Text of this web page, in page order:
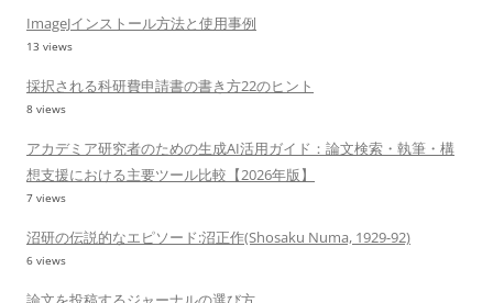
ImageJインストール方法と使用事例
13 views
採択される科研費申請書の書き方22のヒント
8 views
アカデミア研究者のための生成AI活用ガイド：論文検索・執筆・構
想支援における主要ツール比較【2026年版】
7 views
沼研の伝説的なエピソード:沼正作(Shosaku Numa, 1929-92)
6 views